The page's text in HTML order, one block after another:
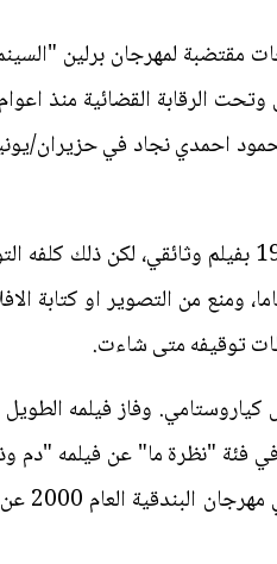
لمهرجان برلين
الرقابة القضائية منذ
احمدي نجاد في حزيران/
واراد المخرج ان يوثق هذه المرحلة التي لم يسبق لها مثيل في بلده منذ الثورة الاسلامية في العام 1979 بفيلم
2011 حكم عليه بالسجن عشرين عاما، ومنع من التصوير او
توقيفه متى شاءت.
عباس كياروستامي. وفاز فيلمه
وفاز ايضا بجائزة لجنة التحكيم في فئة "نظرة ما" عن
في العام 2003. وحاز جائزة الفهد